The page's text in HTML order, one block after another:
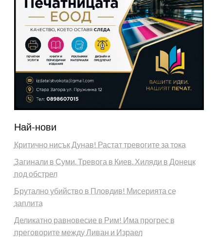
Най-нови
Критично нисък Дунав! Растат тревогите за тока
Загинали в Суми. Тревога в Киев. Хиляди в Донецк
под обстрел
Брутално убийство в Пловдив! Мисерията се
заплита
Деликатно равновесие в Рим! Има прогрес в
преговорите между Ливан и Израел